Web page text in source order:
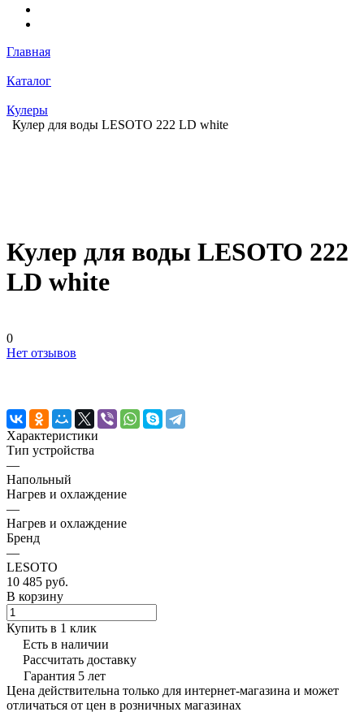
Главная
Каталог
Кулеры
Кулер для воды LESOTO 222 LD white
Кулер для воды LESOTO 222
LD white
0
Нет отзывов
Характеристики
Тип устройства
—
Напольный
Нагрев и охлаждение
—
Нагрев и охлаждение
Бренд
—
LESOTO
10 485 руб.
В корзину
Купить в 1 клик
Есть в наличии
Рассчитать доставку
Гарантия 5 лет
Цена действительна только для интернет-магазина и может
отличаться от цен в розничных магазинах